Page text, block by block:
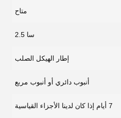
متاح
سا 2.5
إطار الهيكل الصلب
أنبوب دائري أو أنبوب مربع
7 أيام إذا كان لدينا الأجزاء القياسية